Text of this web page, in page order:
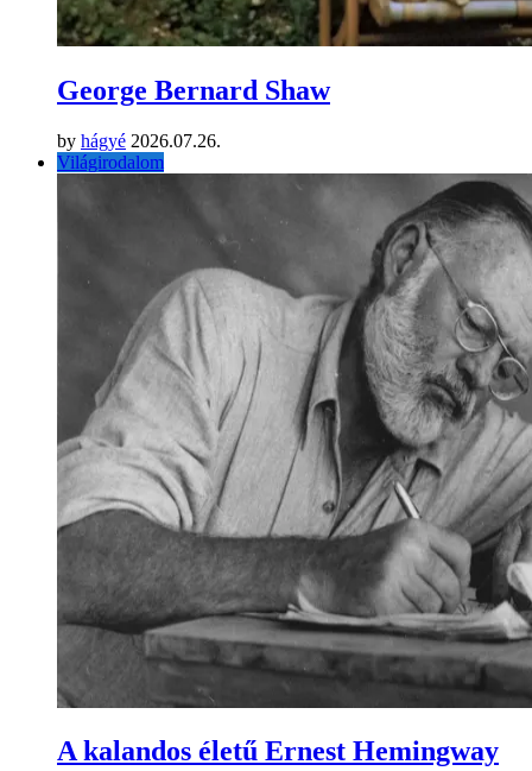
George Bernard Shaw
by hágyé 2026.07.26.
Világirodalom
A kalandos életű Ernest Hemingway